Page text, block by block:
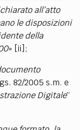
all’atto
le disposizioni
della
» [ii];
82/2005 s.m. e
Digitale”